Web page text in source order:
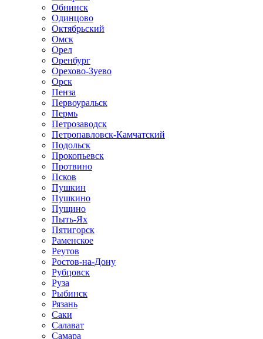
Обнинск
Одинцово
Октябрьский
Омск
Орел
Оренбург
Орехово-Зуево
Орск
Пенза
Первоуральск
Пермь
Петрозаводск
Петропавловск-Камчатский
Подольск
Прокопьевск
Протвино
Псков
Пушкин
Пушкино
Пущино
Пыть-Ях
Пятигорск
Раменское
Реутов
Ростов-на-Дону
Рубцовск
Руза
Рыбинск
Рязань
Саки
Салават
Самара